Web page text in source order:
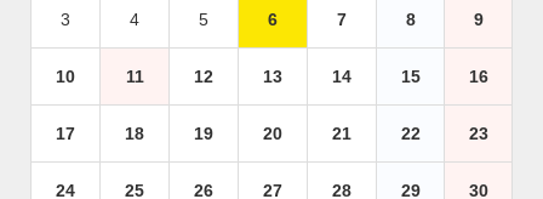
3 4 5 6 7 8 9
10 11 12 13 14 15 16
17 18 19 20 21 22 23
24 25 26 27 28 29 30